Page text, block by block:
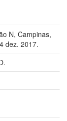
N, Campinas,
dez. 2017.